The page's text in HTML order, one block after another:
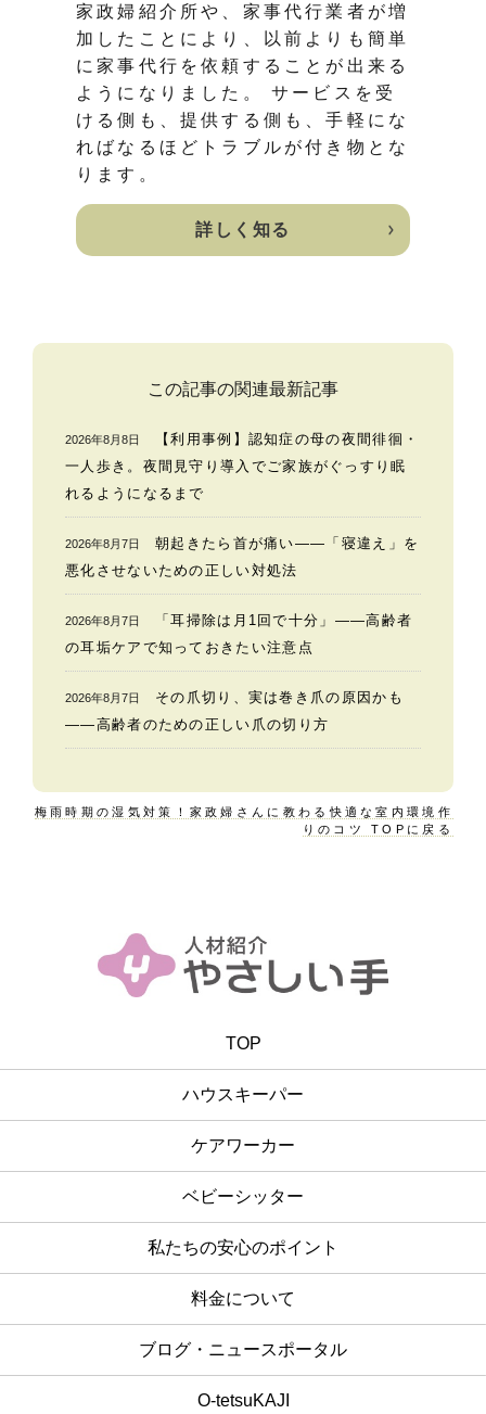
家政婦紹介所や、家事代行業者が増
加したことにより、以前よりも簡単
に家事代行を依頼することが出来る
ようになりました。 サービスを受
ける側も、提供する側も、手軽にな
ればなるほどトラブルが付き物とな
ります。
詳しく知る
この記事の関連最新記事
2026年8月8日
【利用事例】認知症の母の夜間徘徊・
一人歩き。夜間見守り導入でご家族がぐっすり眠
れるようになるまで
2026年8月7日
朝起きたら首が痛い——「寝違え」を
悪化させないための正しい対処法
2026年8月7日
「耳掃除は月1回で十分」——高齢者
の耳垢ケアで知っておきたい注意点
2026年8月7日
その爪切り、実は巻き爪の原因かも
——高齢者のための正しい爪の切り方
梅雨時期の湿気対策！家政婦さんに教わる快適な室内環境作
りのコツ TOPに戻る
TOP
ハウスキーパー
ケアワーカー
ベビーシッター
私たちの安心のポイント
料金について
ブログ・ニュースポータル
O-tetsuKAJI